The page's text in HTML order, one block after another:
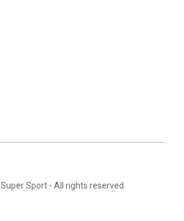
Super Sport- All rights reserved